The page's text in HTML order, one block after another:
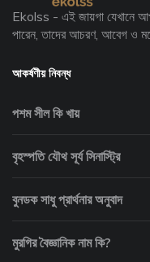
Ekolss - এই জায়গা যেখানে
পারেন, তাদের আচরণ, আবেগ ও
আকর্ষণীয় নিবন্ধ
পশম সীল কি খায়
বৃহস্পতি যৌথ সূর্য সিনাস্ট্রি
বুনডক সাধু প্রার্থনার অনুবাদ
মুরগির বৈজ্ঞানিক নাম কি?